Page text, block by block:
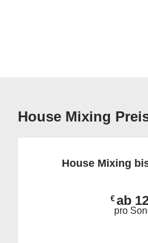
House Mixing
House Mixing
€ ab
pro